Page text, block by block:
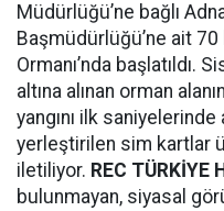
Müdürlüğü’ne bağlı
Başmüdürlüğü’ne ait
Ormanı’nda başlatıldı.
altına alınan orman
yangını ilk
yerleştirilen sim kartlar
iletiliyor. REC TÜRKİYE
bulunmayan, siyasal